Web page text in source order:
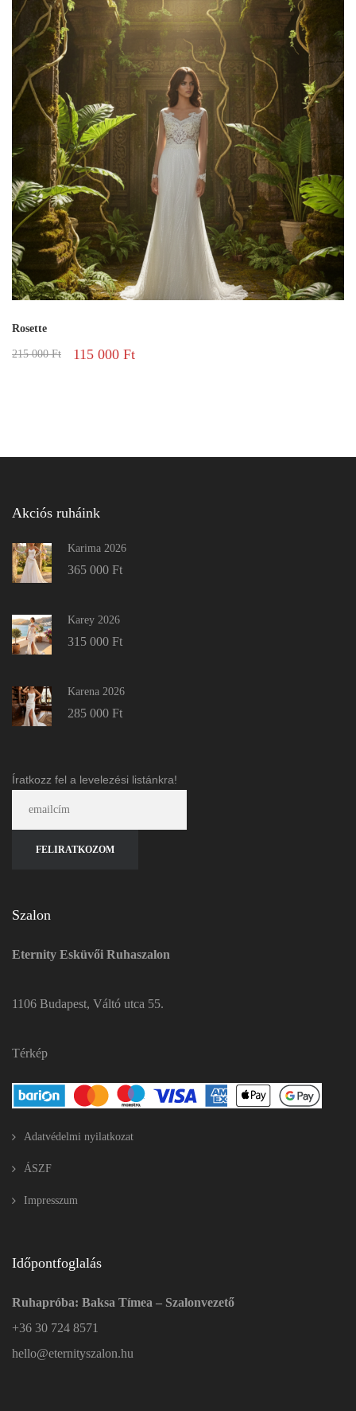
Rosette
215 000Ft 115 000 Ft
Akciós ruháink
Karima 2026
365 000 Ft
Karey 2026
315 000 Ft
Karena 2026
285 000 Ft
Íratkozz fel a levelezési listánkra!
Szalon
Eternity Esküvői Ruhaszalon
1106 Budapest, Váltó utca 55.
Térkép
Adatvédelmi nyilatkozat
ÁSZF
Impresszum
Időpontfoglalás
Ruhapróba: Baksa Tímea – Szalonvezető
+36 30 724 8571
hello@eternityszalon.hu